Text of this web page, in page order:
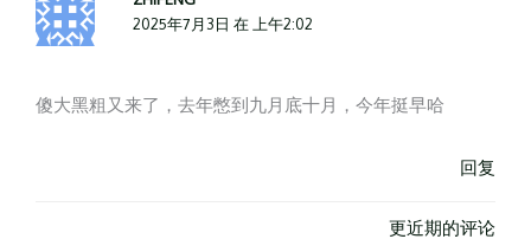
2025年7月3日 在 上午2:02
傻大黑粗又来了，去年憋到九月底十月，今年挺早哈
回复
更近期的评论